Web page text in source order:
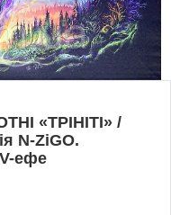
«ТРІНІТІ» /
N-ZiGO.
ефе